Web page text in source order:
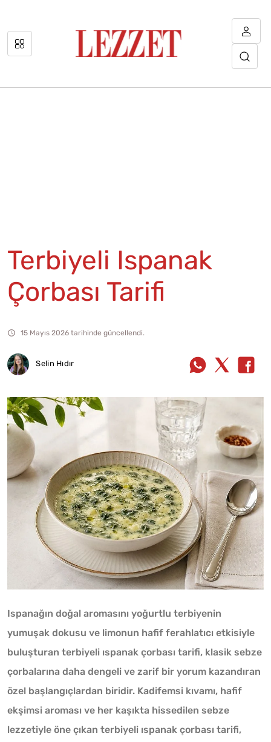
Terbiyeli Ispanak
Çorbası Tarifi
15 Mayıs 2026 tarihinde güncellendi.
Selin Hıdır
Ispanağın doğal aromasını yoğurtlu terbiyenin
yumuşak dokusu ve limonun hafif ferahlatıcı etkisiyle
buluşturan terbiyeli ıspanak çorbası tarifi, klasik sebze
çorbalarına daha dengeli ve zarif bir yorum kazandıran
özel başlangıçlardan biridir. Kadifemsi kıvamı, hafif
ekşimsi aroması ve her kaşıkta hissedilen sebze
lezzetiyle öne çıkan terbiyeli ıspanak çorbası tarifi,